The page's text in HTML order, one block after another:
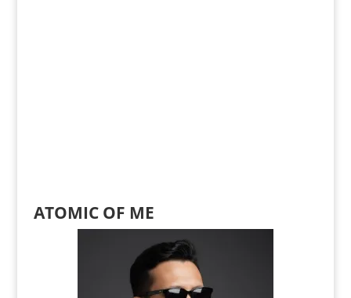
ATOMIC OF ME